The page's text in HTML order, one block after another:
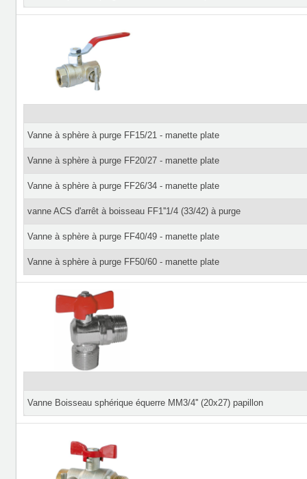
Vanne à sphère à purge FF15/21 - manette plate
Vanne à sphère à purge FF20/27 - manette plate
Vanne à sphère à purge FF26/34 - manette plate
vanne ACS d'arrêt à boisseau FF1''1/4 (33/42) à purge
Vanne à sphère à purge FF40/49 - manette plate
Vanne à sphère à purge FF50/60 - manette plate
Vanne Boisseau sphérique équerre MM3/4'' (20x27) papillon